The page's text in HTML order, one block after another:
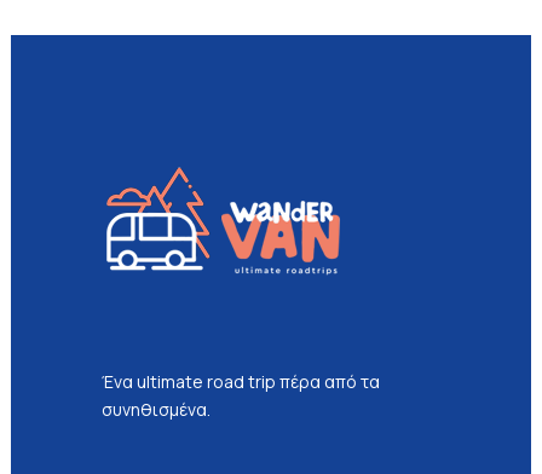
Ένα ultimate road trip πέρα από τα
συνηθισμένα.